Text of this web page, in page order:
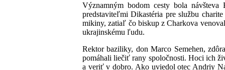
Významným bodom cesty bola
predstaviteľmi Dikastéria pre službu
mikiny, zatiaľ čo biskup z Charkova
ukrajinskému ľudu.
Rektor baziliky, don Marco Semehen,
pomáhali liečiť rany spoločnosti. Hoci ich
a veriť v dobro. Ako uviedol otec Andriy